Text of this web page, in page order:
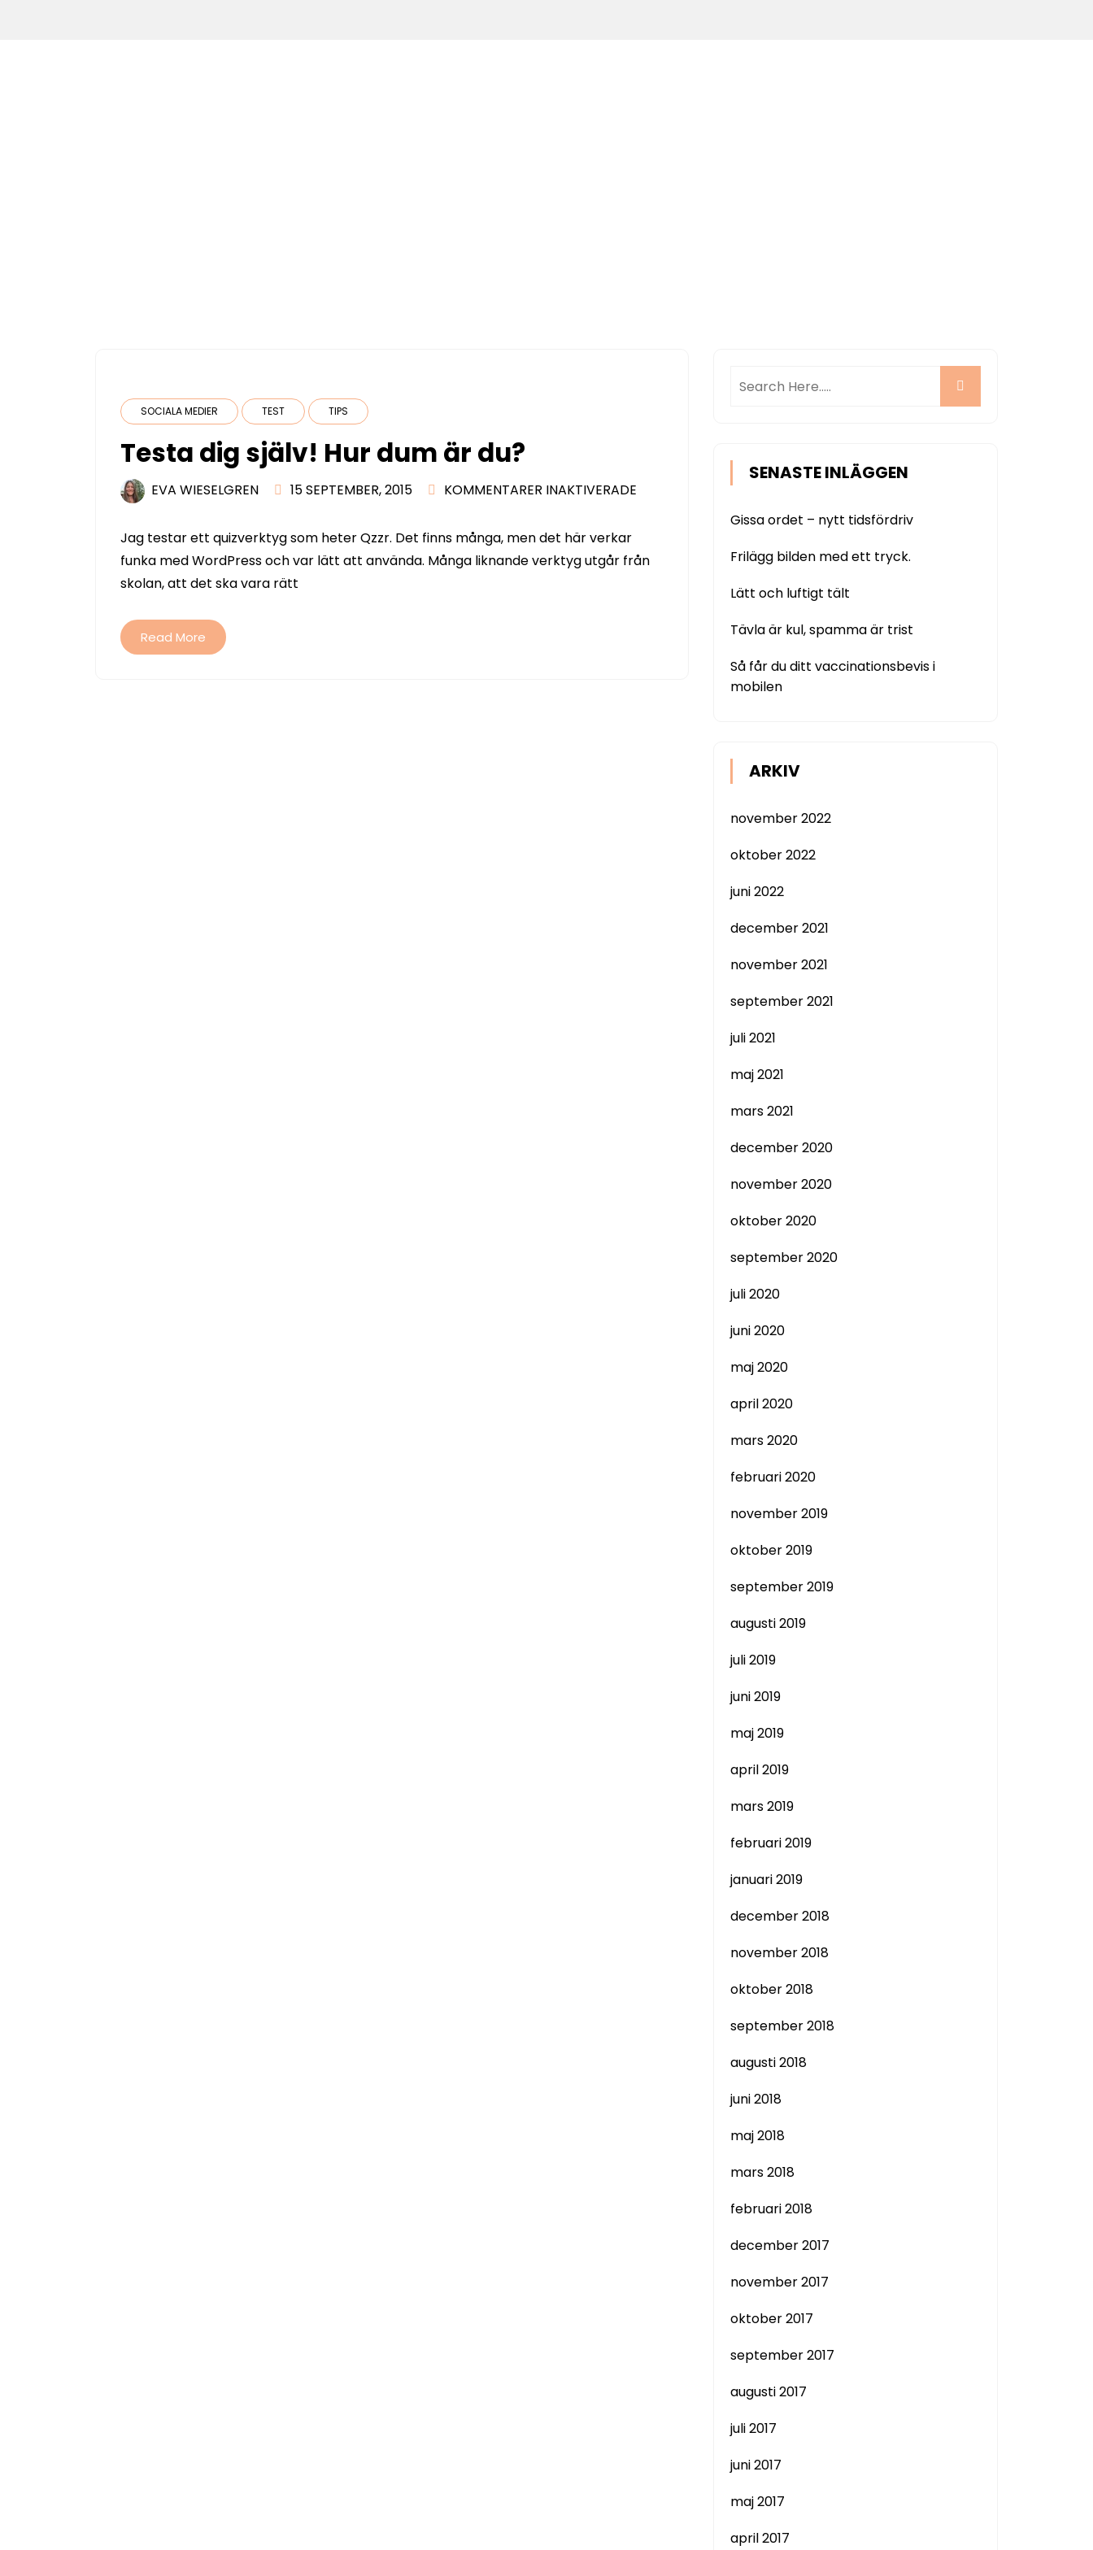
SOCIALA MEDIER TEST TIPS
Testa dig själv! Hur dum är du?
EVA WIESELGREN 15 SEPTEMBER, 2015 KOMMENTARER INAKTIVERADE
SJÄLV!
Jag testar ett quizverktyg som heter Qzzr. Det finns många, men det här verkar
funka med WordPress och var lätt att använda. Många liknande verktyg utgår från
skolan, att det ska vara rätt
Read More
SENASTE INLÄGGEN
Gissa ordet – nytt tidsfördriv
Frilägg bilden med ett tryck.
Lätt och luftigt tält
Tävla är kul, spamma är trist
Så får du ditt vaccinationsbevis i
mobilen
ARKIV
november 2022
oktober 2022
juni 2022
december 2021
november 2021
september 2021
juli 2021
maj 2021
mars 2021
december 2020
november 2020
oktober 2020
september 2020
juli 2020
juni 2020
maj 2020
april 2020
mars 2020
februari 2020
november 2019
oktober 2019
september 2019
augusti 2019
juli 2019
juni 2019
maj 2019
april 2019
mars 2019
februari 2019
januari 2019
december 2018
november 2018
oktober 2018
september 2018
augusti 2018
juni 2018
maj 2018
mars 2018
februari 2018
december 2017
november 2017
oktober 2017
september 2017
augusti 2017
juli 2017
juni 2017
maj 2017
april 2017